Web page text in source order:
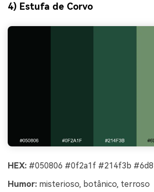
4) Estufa de Corvo
HEX: #050806 #0f2a1f #214f3b
Humor: misterioso, botânico, terroso